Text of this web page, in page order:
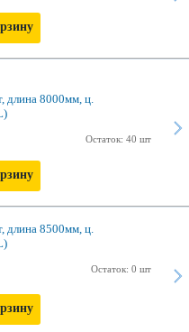
длина 8000мм, ц.
Остаток: 40 шт
длина 8500мм, ц.
Остаток: 0 шт